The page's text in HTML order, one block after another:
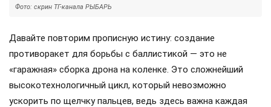
Фото: скрин ТГ-канала РЫБАРЬ
Давайте повторим прописную истину: создание
противоракет для борьбы с баллистикой — это не
«гаражная» сборка дрона на коленке. Это сложнейший
высокотехнологичный цикл, который невозможно
ускорить по щелчку пальцев, ведь здесь важна каждая